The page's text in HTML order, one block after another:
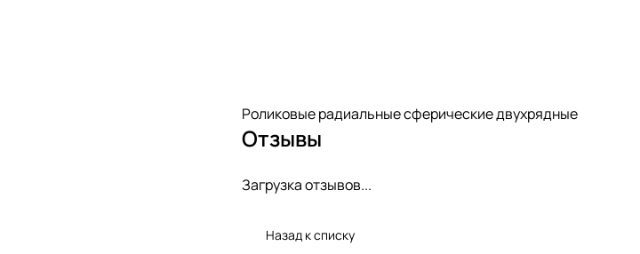
Роликовые радиальные сферические двухрядные
Отзывы
Загрузка отзывов...
Назад к списку